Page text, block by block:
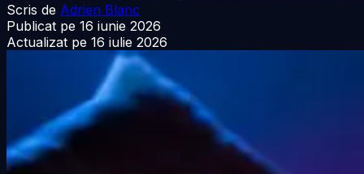
Scris de Adrien Blanc
Publicat pe 16 iunie 2026
Actualizat pe 16 iulie 2026